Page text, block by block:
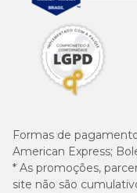
Formas de
American Express;
* As promoções,
site não são